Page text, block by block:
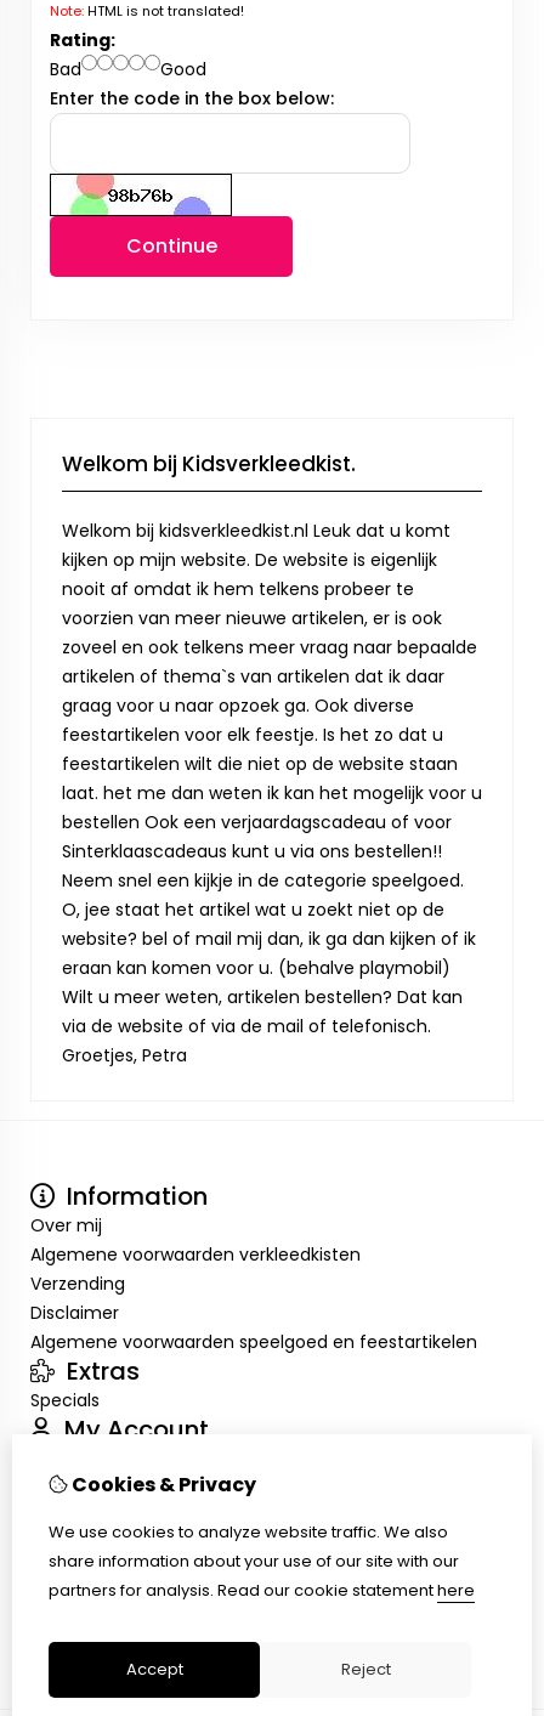
Note:HTML is not translated!
Rating:
Bad
Good
Enter the code in the box below:
Continue
Welkom bij Kidsverkleedkist.
Welkom bij kidsverkleedkist.nl Leuk dat u komt
kijken op mijn website. De website is eigenlijk
nooit af omdat ik hem telkens probeer te
voorzien van meer nieuwe artikelen, er is ook
zoveel en ook telkens meer vraag naar bepaalde
artikelen of thema`s van artikelen dat ik daar
graag voor u naar opzoek ga. Ook diverse
feestartikelen voor elk feestje. Is het zo dat u
feestartikelen wilt die niet op de website staan
laat. het me dan weten ik kan het mogelijk voor u
bestellen Ook een verjaardagscadeau of voor
Sinterklaascadeaus kunt u via ons bestellen!!
Neem snel een kijkje in de categorie speelgoed.
O, jee staat het artikel wat u zoekt niet op de
website? bel of mail mij dan, ik ga dan kijken of ik
eraan kan komen voor u. (behalve playmobil)
Wilt u meer weten, artikelen bestellen? Dat kan
via de website of via de mail of telefonisch.
Groetjes, Petra
Information
Over mij
Algemene voorwaarden verkleedkisten
Verzending
Disclaimer
Algemene voorwaarden speelgoed en feestartikelen
Extras
Specials
My Account
Order History
Customer Service
Returns
Cookies & Privacy
We use cookies to analyze website traffic. We also
share information about your use of our site with our
partners for analysis. Read our cookie statementhere
Accept Reject